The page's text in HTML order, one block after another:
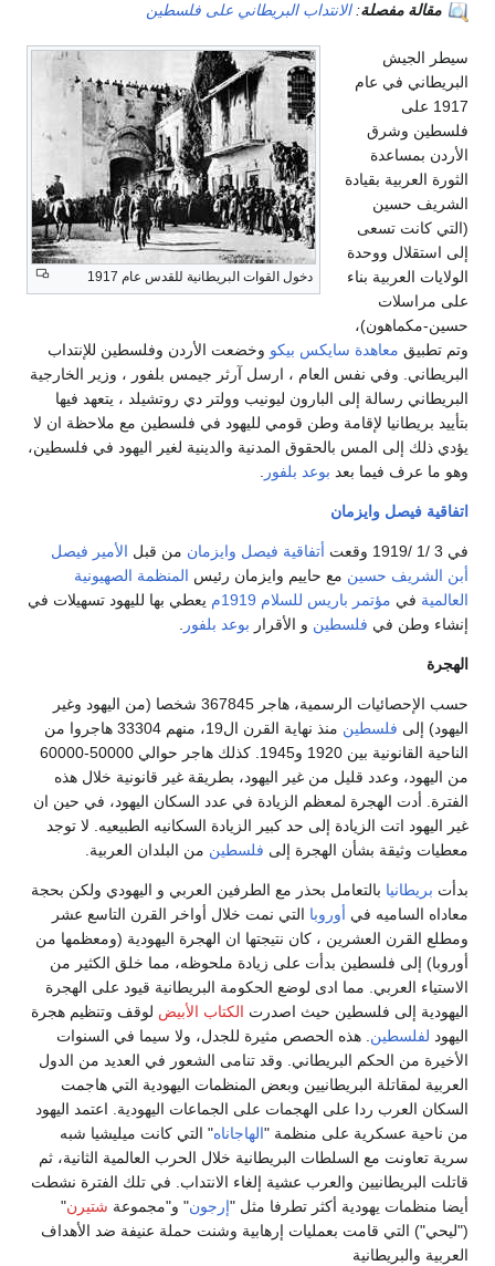
مفصلة :الانتداب البريطاني على فلسطين
دخول القوات البريطانية للقدس عام 1917
في عام
وشرق
بقيادة
تسعى
ووحدة
بناء
معاهدة سايكس بيكو وخضعت الأردن وفلسطين للإنتداب
وفي نفس العام ، ارسل آرثر جيمس بلفور ، وزير الخارجية
رسالة إلى البارون ليونيب وولتر دي روتشيلد ، يتعهد فيها
لإقامة وطن قومي لليهود في فلسطين مع ملاحظة ان لا
المس بالحقوق المدنية والدينية لغير اليهود في فلسطين،
فيما بعدبوعد بلفور.
وايزمان
أتفاقية فيصل وايزمانمن قبل الأمير فيصل
حسينمع حاييم وايزمان رئيسالمنظمة الصهيونية
مؤتمر باريس للسلام 1919م
يعطي بها لليهود تسهيلات في
فيفلسطين و الأقراربوعد بلفور .
حسب الإحصائيات الرسمية، هاجر 367845 شخصا (من اليهود وغير
فلسطين
منذ نهاية القرن ال19، منهم 33304 هاجروا من
الناحية القانونية بين 1920 و1945. كذلك هاجر حوالي 50000-60000
وعدد قليل من غير اليهود، بطريقة غير قانونية خلال هذه
الهجرة لمعظم الزيادة في عدد السكان اليهود، في حين ان
اتت الزيادة إلى حد كبير الزيادة السكانيه الطبيعيه. لا توجد
بشأن الهجرة إلىفلسطين من البلدان العربية.
بالتعامل بحذر مع الطرفين العربي و اليهودي ولكن بحجة
في أوروباالتي نمت خلال أواخر القرن التاسع عشر
العشرين ، كان نتيجتها ان الهجرة اليهودية (ومعظمها من
فلسطين بدأت على زيادة ملحوظه، مما خلق الكثير من
مما ادى لوضع الحكومة البريطانية قيود على الهجرة
إلى فلسطين حيث اصدرتالكتاب الأبيضلوقف وتنظيم هجرة
. هذه الحصص مثيرة للجدل، ولا سيما في السنوات
الحكم البريطاني. وقد تنامى الشعور في العديد من الدول
البريطانيين وبعض المنظمات اليهودية التي هاجمت
ردا على الهجمات على الجماعات اليهودية. اعتمد اليهود
عسكرية على منظمة " الهاجاناه" التي كانت ميليشيا شبه
مع السلطات البريطانية خلال الحرب العالمية الثانية، ثم
والعرب عشية إلغاء الانتداب. في تلك الفترة نشطت
يهودية أكثر تطرفا مثل " إرجون" و"مجموعةشتيرن"
قامت بعمليات إرهابية وشنت حملة عنيفة ضد الأهداف